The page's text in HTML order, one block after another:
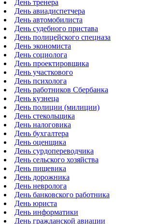
День тренера
День авиадиспетчера
День автомобилиста
День судебного пристава
День полицейского спецназа
День экономиста
День социолога
День проектировщика
День участкового
День психолога
День работников Сбербанка
День кузнеца
День полиции (милиции)
День стекольщика
День налоговика
День бухгалтера
День оценщика
День сурдопереводчика
День сельского хозяйства
День пищевика
День дорожника
День невролога
День банковского работника
День юриста
День информатики
День гражданской авиации